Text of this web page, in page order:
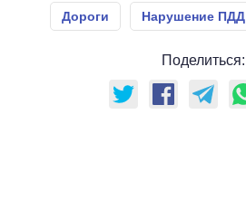
Дороги Нарушение ПДД
Поделиться: